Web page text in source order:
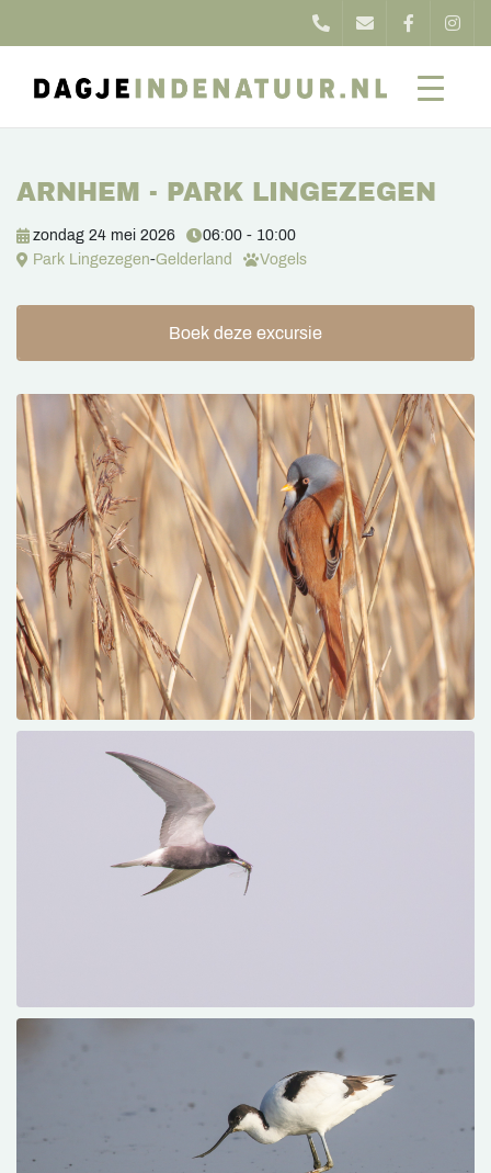
ARNHEM - PARK LINGEZEGEN
zondag 24 mei 2026
06:00 - 10:00
Park Lingezegen-Gelderland Vogels
Boek deze excursie